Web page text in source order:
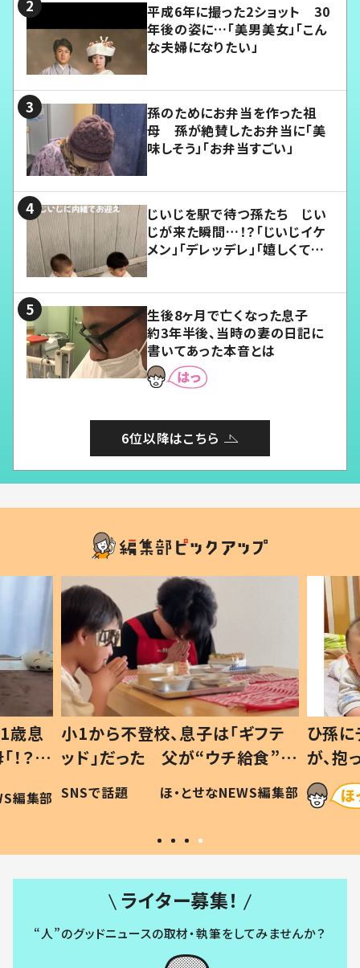
平成6年に撮った2ショット 30
年後の姿に…「美男美女」「こん
な夫婦になりたい」
孫のためにお弁当を作った祖
母 孫が絶賛したお弁当に「美
味しそう」「お弁当すごい」
じいじを駅で待つ孫たち じい
じが来た瞬間…！？「じいじイケ
メン」「デレッデレ」「嬉しくて可
生後8ヶ月で亡くなった息子
約3年半後、当時の妻の日記に
書いてあった本音とは
6位以降はこちら
歳息
？」
編集部
小1から不登校、息子は「ギフテ
ッド」だった 父が“ウチ給食”を
作り続ける理由とは #令和の親
#令和の子
SNSで話題 ほ・とせなNEWS編集部
ひ孫
が、
「涙が
い」
ライター募集！
“人”のグッドニュースの取材・執筆をしてみませんか？